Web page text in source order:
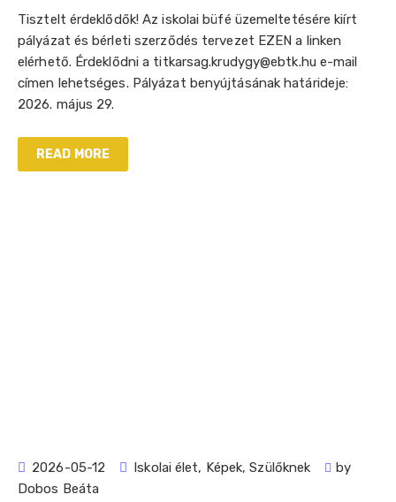
Tisztelt érdeklődők! Az iskolai büfé üzemeltetésére kiírt
pályázat és bérleti szerződés tervezet EZEN a linken
elérhető. Érdeklődni a titkarsag.krudygy@ebtk.hu e-mail
címen lehetséges. Pályázat benyújtásának határideje:
2026. május 29.
READ MORE
2026-05-12 Iskolai élet, Képek,Szülőknek
by
Dobos Beáta